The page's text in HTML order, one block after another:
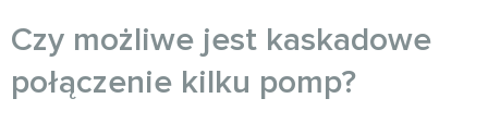
Czy możliwe jest kaskadowe
połączenie kilku pomp?